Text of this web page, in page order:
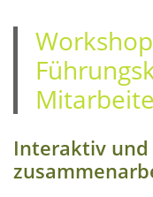
Inter­ak­tiv